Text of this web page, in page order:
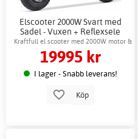
Elscooter 2000W Svart med
Sadel - Vuxen + Reflexsele
Kraftfull el scooter med 2000W motor &
stötdämpare
19995 kr
I lager - Snabb leverans!
Köp